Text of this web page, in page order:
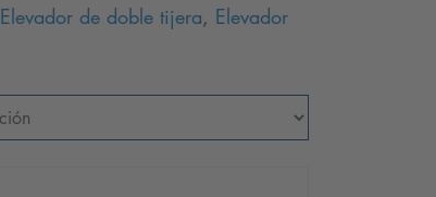
Elevador de doble tijera, Elevador